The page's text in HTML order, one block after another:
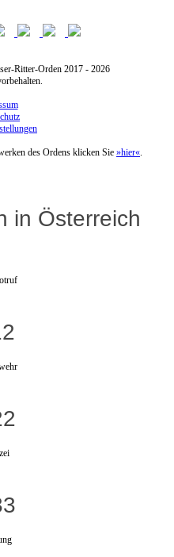
Ritter-Orden 2017 - 2026
des Ordens klicken Sie »hier«
in Österreich